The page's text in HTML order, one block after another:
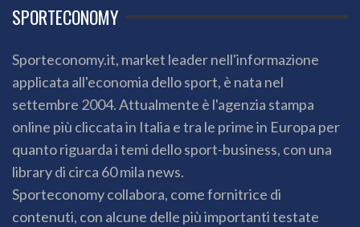
SPORTECONOMY
Sporteconomy.it, market leader nell'informazione
applicata all'economia dello sport, è nata nel
settembre 2004. Attualmente è l'agenzia stampa
online più cliccata in Italia e tra le prime in Europa per
quanto riguarda i temi dello sport-business, con una
library di circa 60 mila news.
Sporteconomy collabora, come fornitrice di
contenuti, con alcune delle più importanti testate